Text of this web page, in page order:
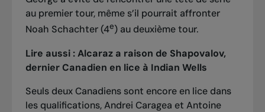
au premier tour, même s’il pourrait affronter
Noah Schachter (4e) au deuxième tour.
Lire aussi :Alcaraz a raison de Shapovalov,
dernier Canadien en lice à Indian Wells
Seuls deux Canadiens sont encore en lice dans
les qualifications, Andrei Caragea et Antoine